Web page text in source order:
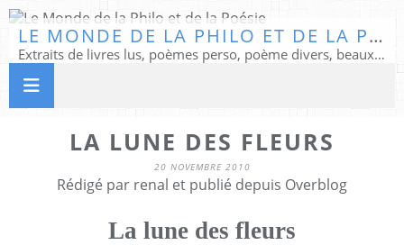
LE MONDE DE LA PHILO ET DE LA POÉSIE
Extraits de livres lus, poèmes perso, poème divers, beaux textes...
LA LUNE DES FLEURS
20 NOVEMBRE 2010
Rédigé par renal et publié depuis Overblog
La lune des fleurs